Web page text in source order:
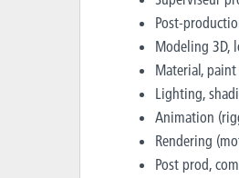
Post-
Modeling 3D,
Material,
Lighting,
Animation
Rendering
Post prod,